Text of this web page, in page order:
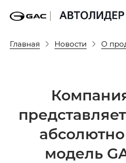
Главная Новости О
модель